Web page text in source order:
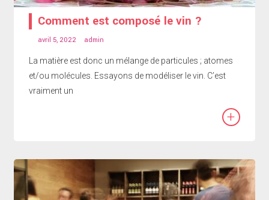
Comment est composé le vin ?
avril 5, 2022 admin
La matière est donc un mélange de particules ; atomes
et/ou molécules. Essayons de modéliser le vin. C’est
vraiment un
+